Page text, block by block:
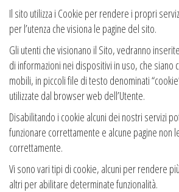
Il sito utilizza i Cookie per rendere i propri
per l’utenza che visiona le pagine del sito.
Gli utenti che visionano il Sito, vedranno
di informazioni nei dispositivi in uso, che
mobili, in piccoli file di testo denominati
utilizzate dal browser web dell’Utente.
Disabilitando i cookie alcuni dei nostri servizi
funzionare correttamente e alcune pagine non
correttamente.
Vi sono vari tipi di cookie, alcuni per rendere
altri per abilitare determinate funzionalità.